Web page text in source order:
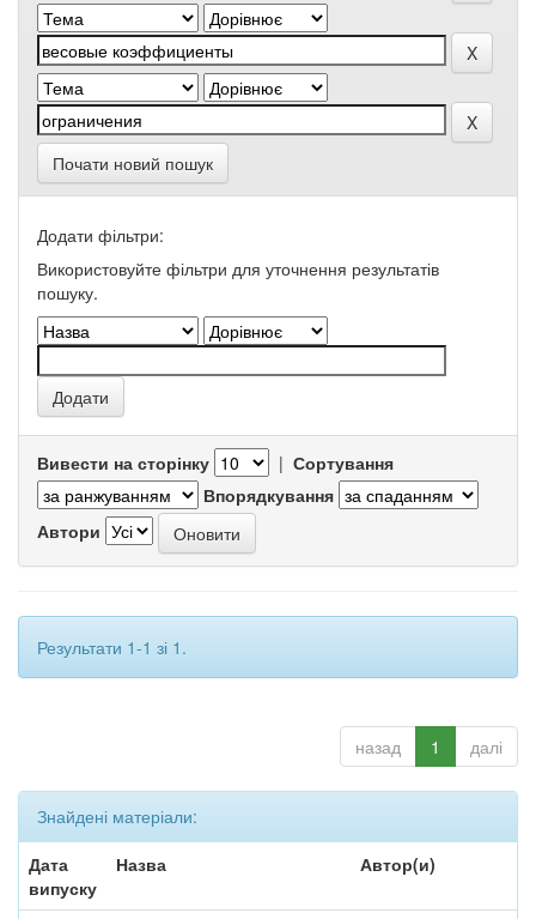
Почати новий пошук
Додати фільтри:
Використовуйте фільтри для уточнення результатів
пошуку.
Вивести на сторінку | Сортування
Впорядкування
Автори
Результати 1-1 зі 1.
назад 1 далі
Знайдені матеріали:
Дата
випуску
Назва Автор(и)